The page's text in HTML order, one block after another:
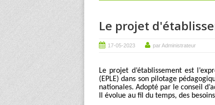
Le projet
17-05-2023 par Administrateur
Le projet d’établissement est
(EPLE) dans son pilotage
nationales. Adopté par le conseil
Il évolue au fil du temps, des